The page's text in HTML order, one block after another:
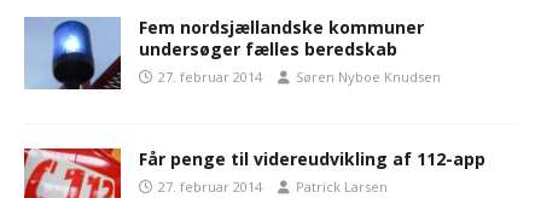
Fem nordsjællandske kommuner
undersøger fælles beredskab
27. februar 2014 Søren Nyboe Knudsen
Får penge til videreudvikling af 112-app
27. februar 2014 Patrick Larsen